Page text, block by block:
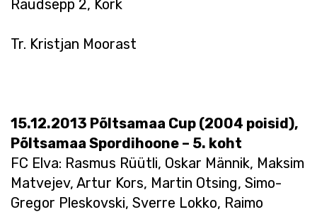
Raudsepp 2, Kork
Tr. Kristjan Moorast
15.12.2013 Põltsamaa Cup (2004 poisid),
Põltsamaa Spordihoone – 5. koht
FC Elva: Rasmus Rüütli, Oskar Männik, Maksim
Matvejev, Artur Kors, Martin Otsing, Simo-
Gregor Pleskovski, Sverre Lokko, Raimo